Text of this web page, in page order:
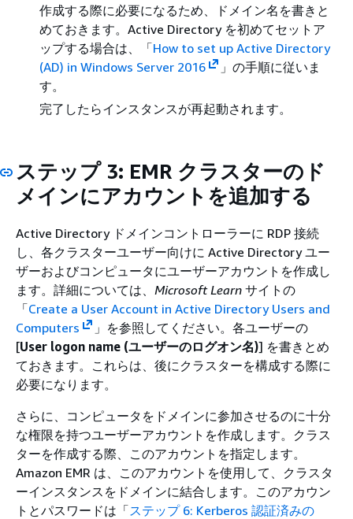
作成する際に必要になるため、ドメイン名を書きと
めておきます。Active Directory を初めてセットア
ップする場合は、「How to set up Active Directory
(AD) in Windows Server 2016
」の手順に従いま
す。
完了したらインスタンスが再起動されます。
ステップ 3: EMR クラスターのド
メインにアカウントを追加する
Active Directory ドメインコントローラーに RDP 接続
し、各クラスターユーザー向けに Active Directory ユー
ザーおよびコンピュータにユーザーアカウントを作成し
ます。詳細については、 Microsoft Learn サイトの
「Create a User Account in Active Directory Users and
Computers
」を参照してください。各ユーザーの
[User logon name (ユーザーのログオン名)] を書きとめ
ておきます。これらは、後にクラスターを構成する際に
必要になります。
さらに、コンピュータをドメインに参加させるのに十分
な権限を持つユーザーアカウントを作成します。クラス
ターを作成する際、このアカウントを指定します。
Amazon EMR は、このアカウントを使用して、クラスタ
ーインスタンスをドメインに結合します。このアカウン
トとパスワードは「ステップ 6: Kerberos 認証済みの